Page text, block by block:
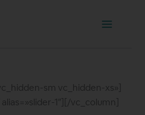
sm vc_hidden-xs»]
1″][/vc_column]